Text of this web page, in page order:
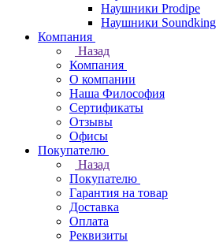
Наушники Prodipe
Наушники Soundking
Компания
Назад
Компания
О компании
Наша Философия
Сертификаты
Отзывы
Офисы
Покупателю
Назад
Покупателю
Гарантия на товар
Доставка
Оплата
Реквизиты